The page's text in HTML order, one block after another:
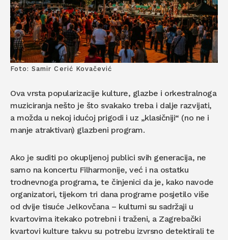
Foto: Samir Cerić Kovačević
Ova vrsta popularizacije kulture, glazbe i orkestralnoga
muziciranja nešto je što svakako treba i dalje razvijati,
a možda u nekoj idućoj prigodi i uz „klasičniji“ (no ne i
manje atraktivan) glazbeni program.
Ako je suditi po okupljenoj publici svih generacija, ne
samo na koncertu Filharmonije, već i na ostatku
trodnevnoga programa, te činjenici da je, kako navode
organizatori, tijekom tri dana programe posjetilo više
od dvije tisuće Jelkovčana – kulturni su sadržaji u
kvartovima itekako potrebni i traženi, a Zagrebački
kvartovi kulture takvu su potrebu izvrsno detektirali te